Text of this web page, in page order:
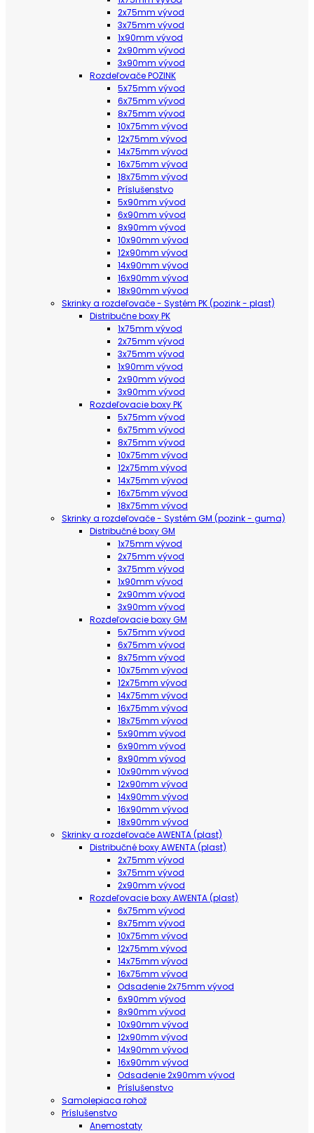
2x75mm vývod
3x75mm vývod
1x90mm vývod
2x90mm vývod
3x90mm vývod
Rozdeľovače POZINK
5x75mm vývod
6x75mm vývod
8x75mm vývod
10x75mm vývod
12x75mm vývod
14x75mm vývod
16x75mm vývod
18x75mm vývod
Príslušenstvo
5x90mm vývod
6x90mm vývod
8x90mm vývod
10x90mm vývod
12x90mm vývod
14x90mm vývod
16x90mm vývod
18x90mm vývod
Skrinky a rozdeľovače - Systém PK (pozink - plast)
Distribučne boxy PK
1x75mm vývod
2x75mm vývod
3x75mm vývod
1x90mm vývod
2x90mm vývod
3x90mm vývod
Rozdeľovacie boxy PK
5x75mm vývod
6x75mm vývod
8x75mm vývod
10x75mm vývod
12x75mm vývod
14x75mm vývod
16x75mm vývod
18x75mm vývod
Skrinky a rozdeľovače - Systém GM (pozink - guma)
Distribučné boxy GM
1x75mm vývod
2x75mm vývod
3x75mm vývod
1x90mm vývod
2x90mm vývod
3x90mm vývod
Rozdeľovacie boxy GM
5x75mm vývod
6x75mm vývod
8x75mm vývod
10x75mm vývod
12x75mm vývod
14x75mm vývod
16x75mm vývod
18x75mm vývod
5x90mm vývod
6x90mm vývod
8x90mm vývod
10x90mm vývod
12x90mm vývod
14x90mm vývod
16x90mm vývod
18x90mm vývod
Skrinky a rozdeľovače AWENTA (plast)
Distribučné boxy AWENTA (plast)
2x75mm vývod
3x75mm vývod
2x90mm vývod
Rozdeľovacie boxy AWENTA (plast)
6x75mm vývod
8x75mm vývod
10x75mm vývod
12x75mm vývod
14x75mm vývod
16x75mm vývod
Odsadenie 2x75mm vývod
6x90mm vývod
8x90mm vývod
10x90mm vývod
12x90mm vývod
14x90mm vývod
16x90mm vývod
Odsadenie 2x90mm vývod
Príslušenstvo
Samolepiaca rohož
Príslušenstvo
Anemostaty